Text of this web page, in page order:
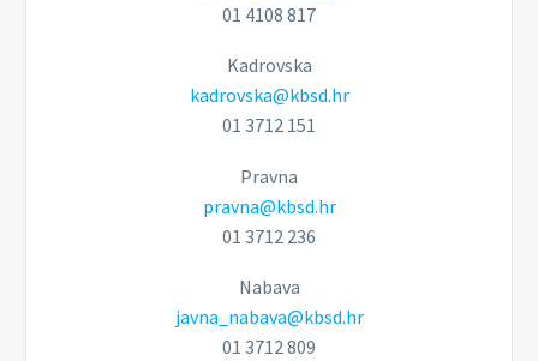
01 4108 817
Kadrovska
kadrovska@kbsd.hr
01 3712 151
Pravna
pravna@kbsd.hr
01 3712 236
Nabava
javna_nabava@kbsd.hr
01 3712 809